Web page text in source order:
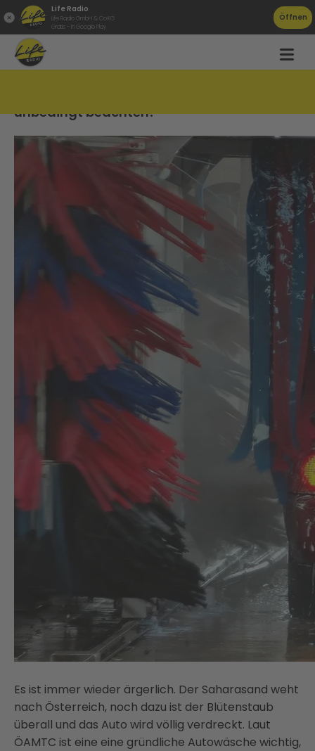
Life Radio
Life Radio GmbH & Co.KG
Gratis - in Google Play
Öffnen
unbedingt beachten!
Es ist immer wieder ärgerlich. Der Saharasand weht
nach Österreich, noch dazu ist der Blütenstaub
überall und das Auto wird völlig verdreckt. Laut
ÖAMTC ist eine eine gründliche Autowäsche wichtig,